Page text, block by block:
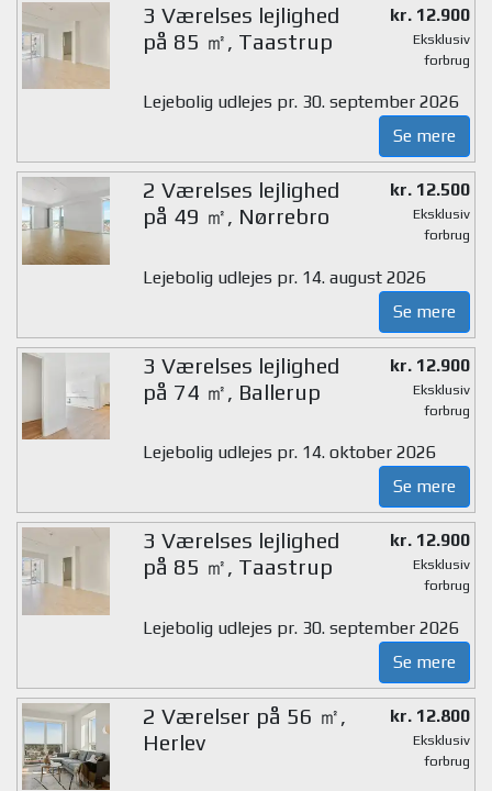
3 Værelses lejlighed
på 85 ㎡, Taastrup
kr. 12.900
Eksklusiv
forbrug
Lejebolig udlejes pr. 30. september 2026
Se mere
2 Værelses lejlighed
på 49 ㎡, Nørrebro
kr. 12.500
Eksklusiv
forbrug
Lejebolig udlejes pr. 14. august 2026
Se mere
3 Værelses lejlighed
på 74 ㎡, Ballerup
kr. 12.900
Eksklusiv
forbrug
Lejebolig udlejes pr. 14. oktober 2026
Se mere
3 Værelses lejlighed
på 85 ㎡, Taastrup
kr. 12.900
Eksklusiv
forbrug
Lejebolig udlejes pr. 30. september 2026
Se mere
2 Værelser på 56 ㎡,
Herlev
kr. 12.800
Eksklusiv
forbrug